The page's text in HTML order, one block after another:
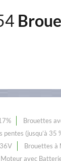
Brouettes
(jusqu’à 35
Brouettes à
avec